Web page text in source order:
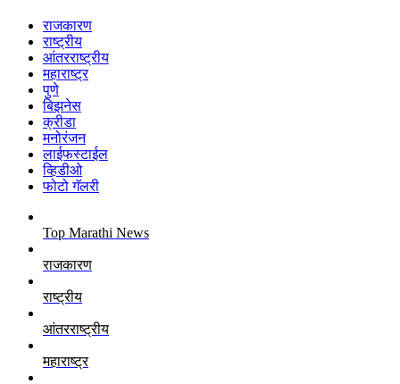
राजकारण
राष्ट्रीय
आंतरराष्ट्रीय
महाराष्ट्र
पुणे
बिझनेस
क्रीडा
मनोरंजन
लाईफस्टाईल
व्हिडीओ
फोटो गॅलरी
Top Marathi News
राजकारण
राष्ट्रीय
आंतरराष्ट्रीय
महाराष्ट्र